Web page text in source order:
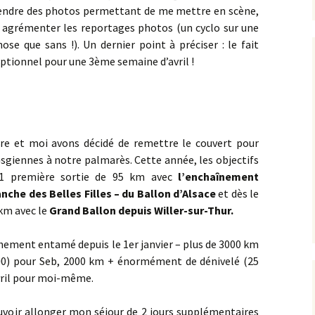
Orches
Pernand-Vergelesses
Concœur
Détain Est
Ferme de Rolle
Gergeuil _ Poisot
Magny-lès-Villers
Reulle-Vergy
Barain
Bellenot-sous-Pouilly
Carrefour du Défens
Champ de la Haie
Charny
Château Loizerolle
Châtellenot
Curtil-St-Seine
Cussey-lès-Forges ><
Foncegrive
la Canconnière
la Jument de Courtivron
Oigny
Rente de Collonges
Roche Aigüe
des photos permettant de me mettre en scène,
les reportages photos (un cyclo sur une
que sans !). Un dernier point à préciser : le fait
pour une 3ème semaine d’avril !
et moi avons décidé de remettre le couvert pour
à notre palmarès. Cette année, les objectifs
première sortie de 95 km avec l’enchaînement
des Belles Filles – du Ballon d’Alsaceet dès le
avec le Grand Ballon depuis Willer-sur-Thur.
entamé depuis le 1er janvier – plus de 3000 km
pour Seb, 2000 km + énormément de dénivelé (25
pour moi-même.
allonger mon séjour de 2 jours supplémentaires